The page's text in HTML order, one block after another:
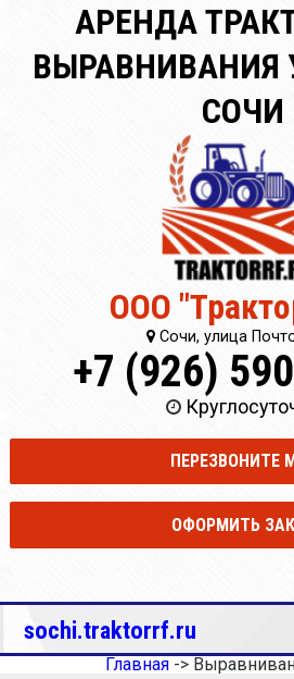
АРЕНДА
ВЫРАВНИВАНИЯ
СОЧИ
ООО
Сочи, улица
+7 (926)
ПЕРЕЗВОНИТЕ
ОФОРМИТЬ
sochi.traktorrf.ru
Главная ->